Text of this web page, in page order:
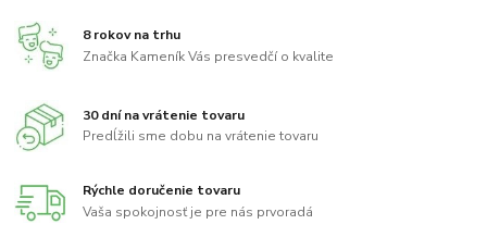
8 rokov na trhu
Značka Kameník Vás presvedčí o kvalite
30 dní na vrátenie tovaru
Predĺžili sme dobu na vrátenie tovaru
Rýchle doručenie tovaru
Vaša spokojnosť je pre nás prvoradá